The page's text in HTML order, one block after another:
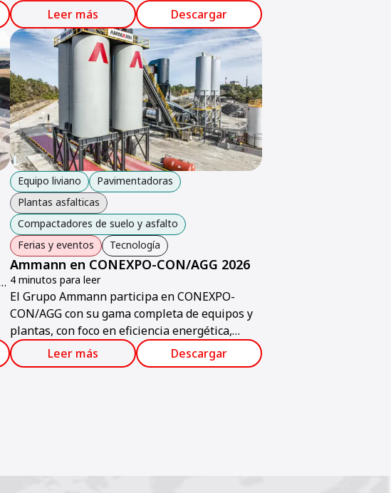
soluciones ABC ValueTec.
Leer más Descargar
Equipo liviano
Pavimentadoras
Plantas asfalticas
Compactadores de suelo y asfalto
Ferias y eventos
Tecnología
Ammann en CONEXPO-CON/AGG 2026
4 minutos para leer
El Grupo Ammann participa en CONEXPO-
CON/AGG con su gama completa de equipos y
plantas, con foco en eficiencia energética,
sostenibilidad y digitalización.
Leer más Descargar